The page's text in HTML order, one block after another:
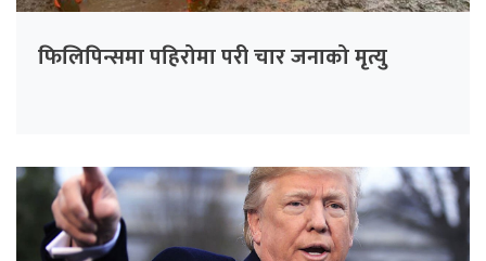
फिलिपिन्समा पहिरोमा परी चार जनाको मृत्यु